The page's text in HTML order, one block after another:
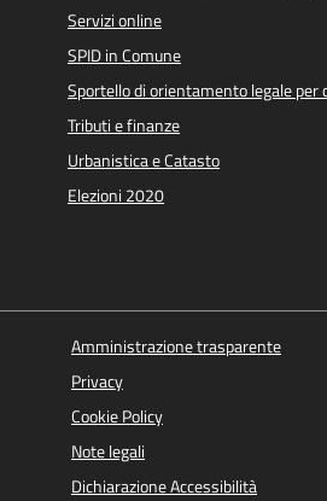
Servizi online
SPID in Comune
Sportello di orientamento legale per
Tributi e finanze
Urbanistica e Catasto
Elezioni 2020
Amministrazione trasparente
Privacy
Cookie Policy
Note legali
Dichiarazione Accessibilità